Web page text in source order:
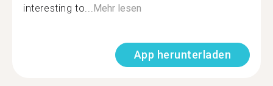
interesting to... Mehr lesen
App herunterladen